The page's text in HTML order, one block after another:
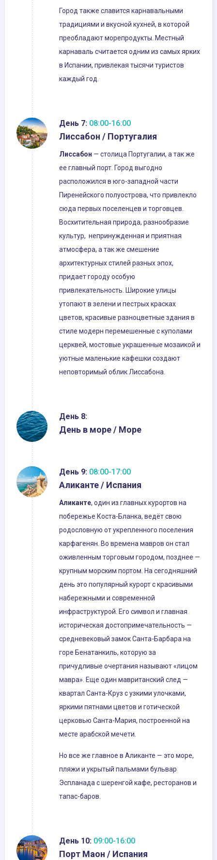
Город также славится карнавальными
традициями и вкусной кухней, в которой
преобладают морепродукты. Местный
карнаваль считается одним из самых ярких
в Испании, привлекая тысячи туристов
каждый год.
День 7: 08:00-16:00
Лиссабон / Португалия
Лиссабон — столица Португалии, а так же
ее главный порт. Город выгодно
расположился в юго-западной части
Пиренейского полуострова, что привлекло
сюда первых поселенцев и торговцев.
Восхитительная природа, разнообразие
культур, непринужденная и приятная
атмосфера, а так же смешение
архитектурных стилей разных эпох,
придает городу особую
привлекательность. Широкие улицы
утопают в зелени и пестрых красках
цветов, красивые разноцветные здания в
стиле модерн перемешенные с куполами
церквей, мостовые украшенные мозаикой и
уютные маленькие кафешки создают
неповторимый облик Лиссабона.
День 8:
День в море / Море
День 9: 08:00-17:00
Аликанте / Испания
Аликанте, один из главных курортов на
побережье Коста-Бланка, ведёт свою
родословную от укрепленного поселения
карфагенян. Во времена мавров он стал
оживленным торговым городом, позднее —
крупным морским портом. На сегодняшний
день это популярный курорт с красивыми
набережными и современной
инфраструктурой. Его символ и главная
историческая достопримечательность —
средневековый замок Санта-Барбара на
горе Бенатанкиль, которую за
причудливые очертания называют «лицом
мавра». Еще один мавританский след —
квартал Санта-Круз с узкими улочками,
яркими пятнами цветов и готической
церковью Санта-Мария, построенной на
месте арабской мечети.
Но все же главное в Аликанте — это море,
пляжи и укрытый пальмами бульвар
Эспланада с шеренгой кафе, ресторанов и
тапас-баров.
День 10: 09:00-16:00
Порт Маон / Испания